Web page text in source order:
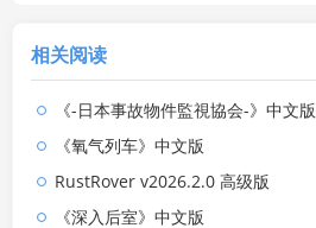
相关阅读
《-日本事故物件監視協会-》中文版
《氧气列车》中文版
RustRover v2026.2.0 高级版
《深入后室》中文版